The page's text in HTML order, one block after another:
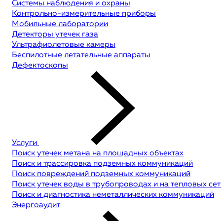
Системы наблюдения и охраны
Контрольно-измерительные приборы
Мобильные лаборатории
Детекторы утечек газа
Ультрафиолетовые камеры
Беспилотные летательные аппараты
Дефектоскопы
Услуги
Поиск утечек метана на площадных объектах
Поиск и трассировка подземных коммуникаций
Поиск повреждений подземных коммуникаций
Поиск утечек воды в трубопроводах и на тепловых
Поиск и диагностика неметаллических коммуникаций
Энергоаудит